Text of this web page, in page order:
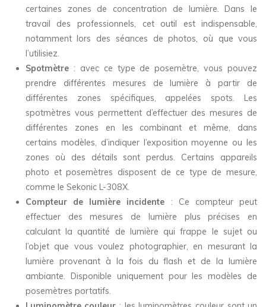
certaines zones de concentration de lumière. Dans le
travail des professionnels, cet outil est indispensable,
notamment lors des séances de photos, où que vous
l’utilisiez.
Spotmètre : avec ce type de posemètre, vous pouvez
prendre différentes mesures de lumière à partir de
différentes zones spécifiques, appelées spots. Les
spotmètres vous permettent d’effectuer des mesures de
différentes zones en les combinant et même, dans
certains modèles, d’indiquer l’exposition moyenne ou les
zones où des détails sont perdus. Certains appareils
photo et posemètres disposent de ce type de mesure,
comme le Sekonic L-308X.
Compteur de lumière incidente : Ce compteur peut
effectuer des mesures de lumière plus précises en
calculant la quantité de lumière qui frappe le sujet ou
l’objet que vous voulez photographier, en mesurant la
lumière provenant à la fois du flash et de la lumière
ambiante. Disponible uniquement pour les modèles de
posemètres portatifs.